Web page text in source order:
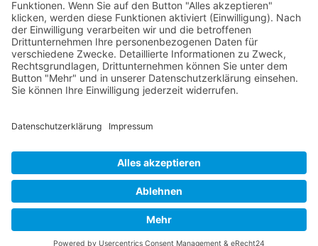
Verband Unabhängiger Heilpraktiker e.V.
Diese E-Mail-Adresse ist vor Spambots geschützt! Zur
Anzeige muss JavaScript eingeschaltet sein!
0261-1349 8000
38100 Braunschweig
Impressum